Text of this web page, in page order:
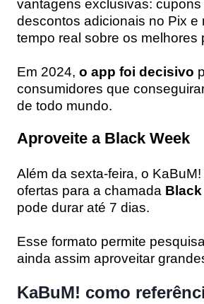
vantagens exclusivas: cupons
descontos adicionais no Pix e
tempo real sobre os melhores
Em 2024, o app foi decisivo
consumidores que
de todo mundo.
Aproveite a Black Week
Além da sexta-feira, o
ofertas para a chamada Black
pode durar até 7 dias.
Esse formato permite
ainda assim aproveitar
KaBuM! como